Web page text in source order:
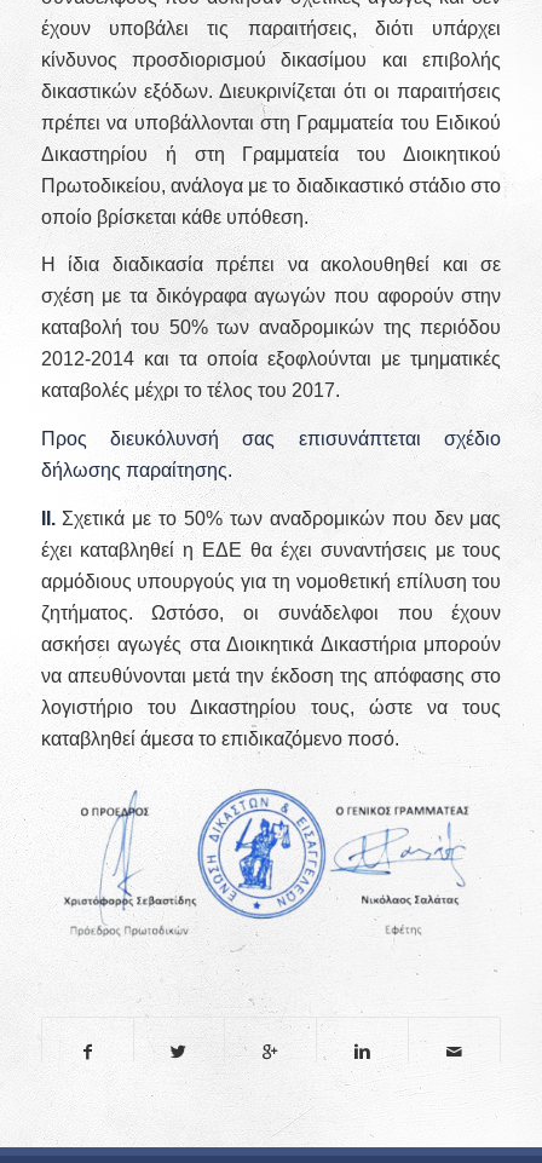
έχουν υποβάλει τις παραιτήσεις, διότι υπάρχει
κίνδυνος προσδιορισμού δικασίμου και επιβολής
δικαστικών εξόδων. Διευκρινίζεται ότι οι παραιτήσεις
πρέπει να υποβάλλονται στη Γραμματεία του Ειδικού
Δικαστηρίου ή στη Γραμματεία του Διοικητικού
Πρωτοδικείου, ανάλογα με το διαδικαστικό στάδιο στο
οποίο βρίσκεται κάθε υπόθεση.
Η ίδια διαδικασία πρέπει να ακολουθηθεί και σε
σχέση με τα δικόγραφα αγωγών που αφορούν στην
καταβολή του 50% των αναδρομικών της περιόδου
2012-2014 και τα οποία εξοφλούνται με τμηματικές
καταβολές μέχρι το τέλος του 2017.
Προς διευκόλυνσή σας επισυνάπτεται σχέδιο
δήλωσης παραίτησης.
ΙΙ.Σχετικά με το 50% των αναδρομικών που δεν μας
έχει καταβληθεί η ΕΔΕ θα έχει συναντήσεις με τους
αρμόδιους υπουργούς για τη νομοθετική επίλυση του
ζητήματος. Ωστόσο, οι συνάδελφοι που έχουν
ασκήσει αγωγές στα Διοικητικά Δικαστήρια μπορούν
να απευθύνονται μετά την έκδοση της απόφασης στο
λογιστήριο του Δικαστηρίου τους, ώστε να τους
καταβληθεί άμεσα το επιδικαζόμενο ποσό.